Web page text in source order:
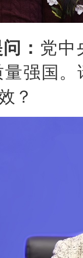
： 党中
强国
？